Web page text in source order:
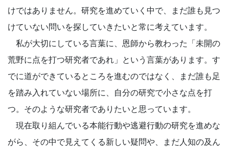
けではありません。研究を進めていく中で、まだ誰も見つ
けていない問いを探していきたいと常に考えています。
私が大切にしている言葉に、恩師から教わった「未開の
荒野に点を打つ研究者であれ」という言葉があります。す
でに道ができているところを進むのではなく、まだ誰も足
を踏み入れていない場所に、自分の研究で小さな点を打
つ。そのような研究者でありたいと思っています。
現在取り組んでいる本能行動や逃避行動の研究を進めな
がら、その中で見えてくる新しい疑問や、まだ人知の及ん